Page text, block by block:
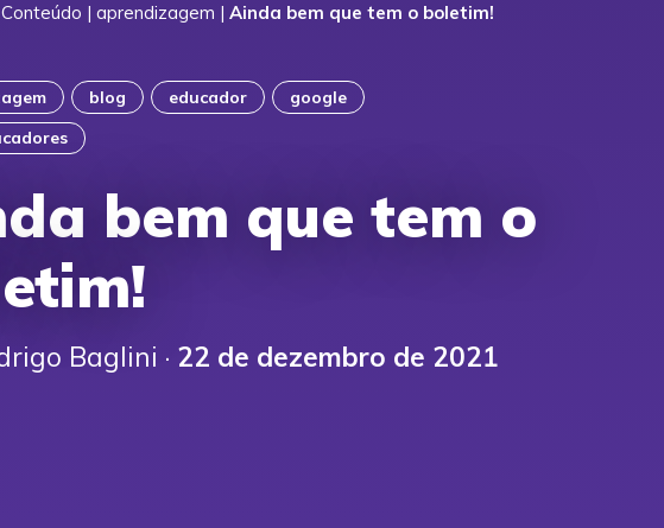
Conteúdo | aprendizagem | Ainda bem que tem o boletim!
blog educador
google
bem que tem o
Baglini · 22 de dezembro de 2021